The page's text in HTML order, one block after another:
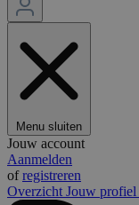
Menu sluiten
Jouw account
Aanmelden
ofregistreren
Overzicht Jouw profiel